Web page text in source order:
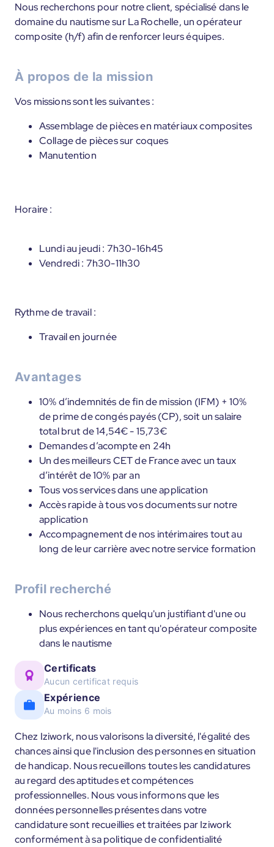
Nous recherchons pour notre client, spécialisé dans le
domaine du nautisme sur La Rochelle, un opérateur
composite (h/f) afin de renforcer leurs équipes.
À propos de la mission
Vos missions sont les suivantes :
Assemblage de pièces en matériaux composites
Collage de pièces sur coques
Manutention
Horaire :
Lundi au jeudi : 7h30-16h45
Vendredi : 7h30-11h30
Rythme de travail :
Travail en journée
Avantages
10% d’indemnités de fin de mission (IFM) + 10%
de prime de congés payés (CP), soit un salaire
total brut de 14,54€ - 15,73€
Demandes d’acompte en 24h
Un des meilleurs CET de France avec un taux
d’intérêt de 10% par an
Tous vos services dans une application
Accès rapide à tous vos documents sur notre
application
Accompagnement de nos intérimaires tout au
long de leur carrière avec notre service formation
Profil recherché
Nous recherchons quelqu'un justifiant d'une ou
plus expériences en tant qu'opérateur composite
dans le nautisme
Certificats
Aucun certificat requis
Expérience
Au moins 6 mois
Chez Iziwork, nous valorisons la diversité, l'égalité des
chances ainsi que l'inclusion des personnes en situation
de handicap. Nous recueillons toutes les candidatures
au regard des aptitudes et compétences
professionnelles. Nous vous informons que les
données personnelles présentes dans votre
candidature sont recueillies et traitées par Iziwork
conformément à sa politique de confidentialité